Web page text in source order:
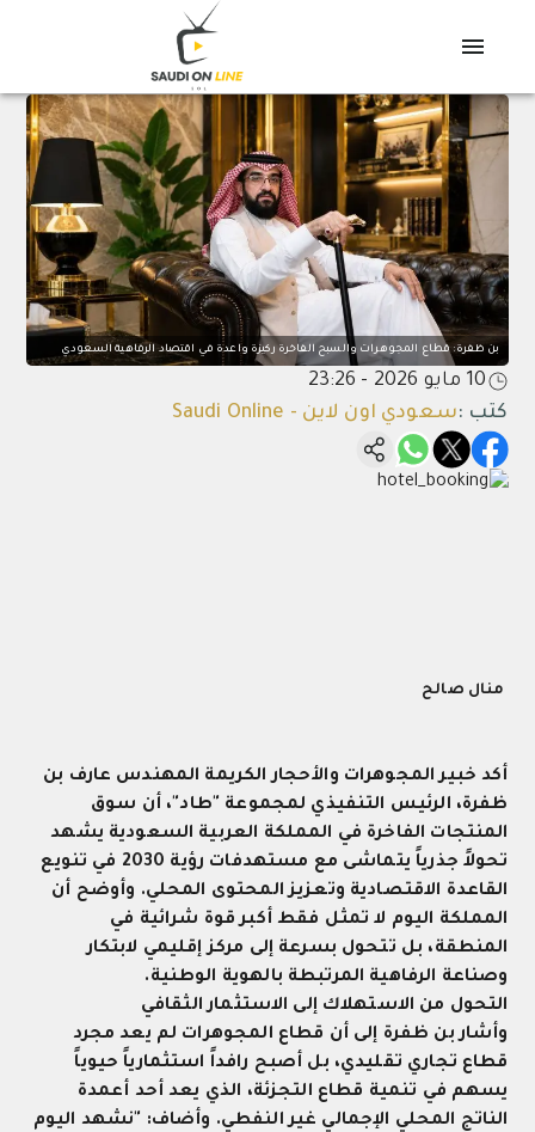
بن ظفرة: قطاع المجوهرات والسبح الفاخرة ركيزة واعدة في اقتصاد الرفاهية السعودي
10 مايو 2026 - 23:26
كتب :سعودي اون لاين - Saudi Online
أكد خبير المجوهرات والأحجار الكريمة المهندس عارف بن
ظفرة، الرئيس التنفيذي لمجموعة "طاد"، أن سوق
المنتجات الفاخرة في المملكة العربية السعودية يشهد
تحولاً جذرياً يتماشى مع مستهدفات رؤية 2030 في تنويع
القاعدة الاقتصادية وتعزيز المحتوى المحلي. وأوضح أن
المملكة اليوم لا تمثل فقط أكبر قوة شرائية في
المنطقة، بل تتحول بسرعة إلى مركز إقليمي لابتكار
وصناعة الرفاهية المرتبطة بالهوية الوطنية.
التحول من الاستهلاك إلى الاستثمار الثقافي
وأشار بن ظفرة إلى أن قطاع المجوهرات لم يعد مجرد
قطاع تجاري تقليدي، بل أصبح رافداً استثمارياً حيوياً
يسهم في تنمية قطاع التجزئة، الذي يعد أحد أعمدة
الناتج المحلي الإجمالي غير النفطي. وأضاف: "نشهد اليوم